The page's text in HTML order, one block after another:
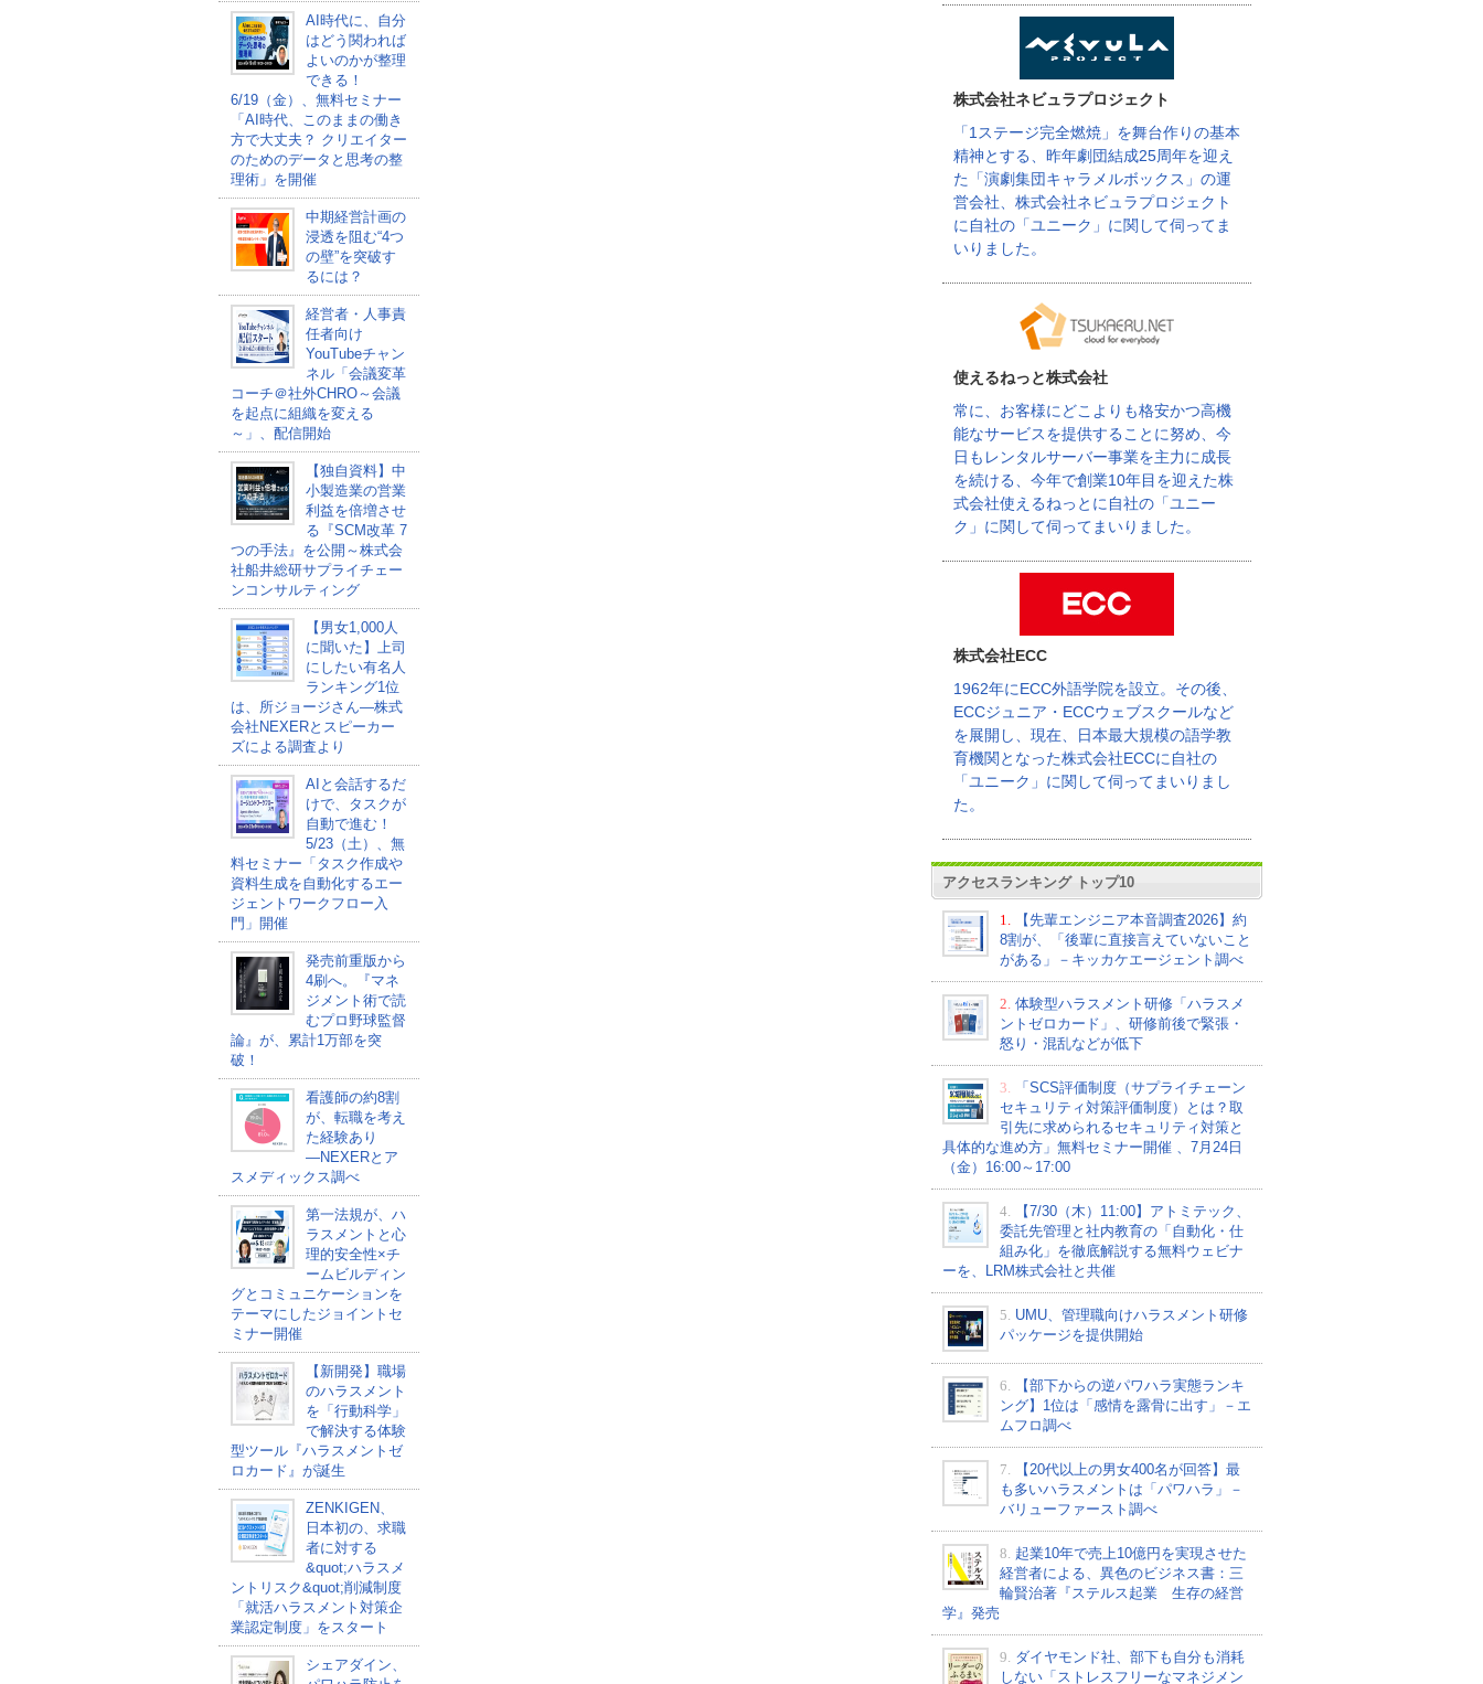
AI時代に、自分
はどう関われば
よいのかが整理
できる！
6/19（金）、無料セミナー
「AI時代、このままの働き
方で大丈夫？ クリエイター
のためのデータと思考の整
理術」を開催
中期経営計画の
浸透を阻む“4つ
の壁”を突破す
るには？
経営者・人事責
任者向け
YouTubeチャン
ネル「会議変革
コーチ＠社外CHRO～会議
を起点に組織を変える
～」、配信開始
【独自資料】中
小製造業の営業
利益を倍増させ
る『SCM改革 7
つの手法』を公開～株式会
社船井総研サプライチェー
ンコンサルティング
【男女1,000人
に聞いた】上司
にしたい有名人
ランキング1位
は、所ジョージさん―株式
会社NEXERとスピーカー
ズによる調査より
AIと会話するだ
けで、タスクが
自動で進む！
5/23（土）、無
料セミナー「タスク作成や
資料生成を自動化するエー
ジェントワークフロー入
門」開催
発売前重版から
4刷へ。『マネ
ジメント術で読
むプロ野球監督
論』が、累計1万部を突
破！
看護師の約8割
が、転職を考え
た経験あり
―NEXERとア
スメディックス調べ
第一法規が、ハ
ラスメントと心
理的安全性×チ
ームビルディン
グとコミュニケーションを
テーマにしたジョイントセ
ミナー開催
【新開発】職場
のハラスメント
を「行動科学」
で解決する体験
型ツール『ハラスメントゼ
ロカード』が誕生
ZENKIGEN、
日本初の、求職
者に対する
&quot;ハラスメ
ントリスク&quot;削減制度
「就活ハラスメント対策企
業認定制度」をスタート
シェアダイン、
株式会社ネビュラプロジェクト
「1ステージ完全燃焼」を舞台作りの基本
精神とする、昨年劇団結成25周年を迎え
た「演劇集団キャラメルボックス」の運
営会社、株式会社ネビュラプロジェクト
に自社の「ユニーク」に関して伺ってま
いりました。
使えるねっと株式会社
常に、お客様にどこよりも格安かつ高機
能なサービスを提供することに努め、今
日もレンタルサーバー事業を主力に成長
を続ける、今年で創業10年目を迎えた株
式会社使えるねっとに自社の「ユニー
ク」に関して伺ってまいりました。
株式会社ECC
1962年にECC外語学院を設立。その後、
ECCジュニア・ECCウェブスクールなど
を展開し、現在、日本最大規模の語学教
育機関となった株式会社ECCに自社の
「ユニーク」に関して伺ってまいりまし
た。
アクセスランキング トップ10
1.
【先輩エンジニア本音調査2026】約
8割が、「後輩に直接言えていないこと
がある」－キッカケエージェント調べ
2. 体験型ハラスメント研修「ハラスメ
ントゼロカード」、研修前後で緊張・
怒り・混乱などが低下
3.
「SCS評価制度（サプライチェーン
セキュリティ対策評価制度）とは？取
引先に求められるセキュリティ対策と
具体的な進め方」無料セミナー開催 、7月24日
（金）16:00～17:00
4.
【7/30（木）11:00】アトミテック、
委託先管理と社内教育の「自動化・仕
組み化」を徹底解説する無料ウェビナ
ーを、LRM株式会社と共催
5. UMU、管理職向けハラスメント研修
パッケージを提供開始
6.
【部下からの逆パワハラ実態ランキ
ング】1位は「感情を露骨に出す」－エ
ムフロ調べ
7.
【20代以上の男女400名が回答】最
も多いハラスメントは「パワハラ」－
バリューファースト調べ
8. 起業10年で売上10億円を実現させた
経営者による、異色のビジネス書：三
輪賢治著『ステルス起業 生存の経営
学』発売
9. ダイヤモンド社、部下も自分も消耗
しない「ストレスフリーなマネジメン